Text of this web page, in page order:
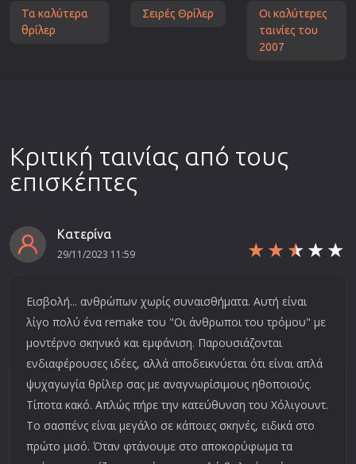
Τα καλύτερα
θρίλερ
Σειρές Θρίλερ
Οι καλύτερες
ταινίες του
2007
Κριτική ταινίας από τους
επισκέπτες
Κατερίνα
29/11/2023 11:59
Εισβολή... ανθρώπων χωρίς συναισθήματα. Αυτή είναι
λίγο πολύ ένα remake του "Οι άνθρωποι του τρόμου" με
μοντέρνο σκηνικό και εμφάνιση. Παρουσιάζονται
ενδιαφέρουσες ιδέες, αλλά αποδεικνύεται ότι είναι απλά
ψυχαγωγία θρίλερ σας με αναγνωρίσιμους ηθοποιούς.
Τίποτα κακό. Απλώς πήρε την κατεύθυνση του Χόλιγουντ.
Το σασπένς είναι μεγάλο σε κάποιες σκηνές, ειδικά στο
πρώτο μισό. Όταν φτάνουμε στο αποκορύφωμα τα